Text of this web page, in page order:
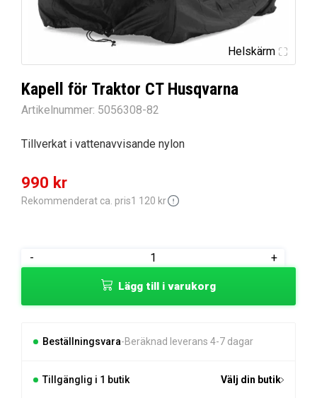
Helskärm
Kapell för Traktor CT Husqvarna
Artikelnummer: 5056308-82
Tillverkat i vattenavvisande nylon
Det
ursprungliga
1
990 kr
Det
nuvarande
990 kr.
Rekommenderat ca. pris1 120 kr
-
Kapell
för
CT
mängd
+
Lägg till i varukorg
Beställningsvara Beräknad leverans 4-7 dagar
Tillgänglig i 1 butik Välj din butik